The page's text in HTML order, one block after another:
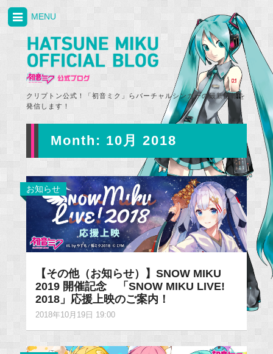
クリプトン公式！「初音ミク」らバーチャルシンガーの最新情報を
発信します！
MENU
Month: 10月 2018
お知らせ
【その他（お知らせ）】SNOW MIKU
2019 開催記念 「SNOW MIKU LIVE!
2018」応援上映のご案内！
2018年10月19日 19:00